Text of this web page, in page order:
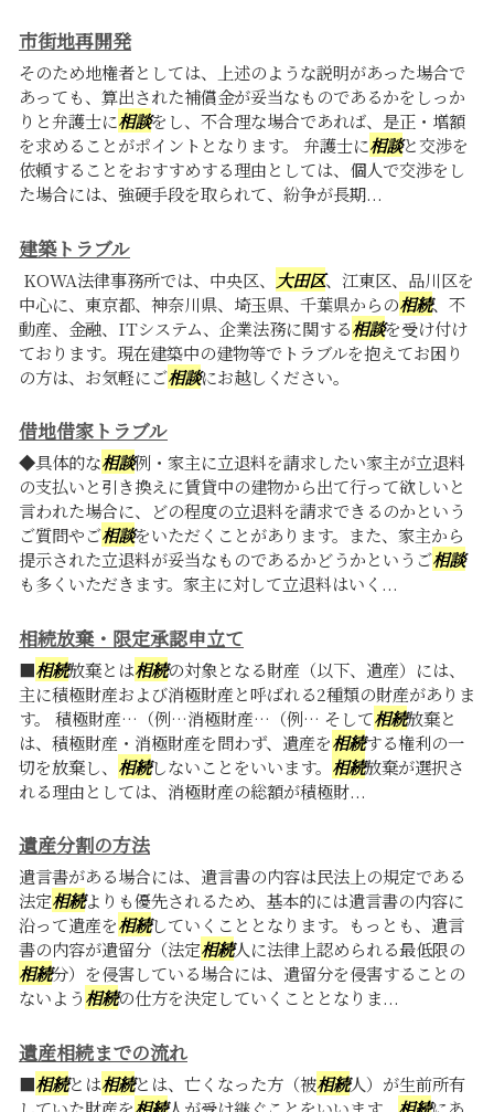
市街地再開発
そのため地権者としては、上述のような説明があった場合で
あっても、算出された補償金が妥当なものであるかをしっか
りと弁護士に相談をし、不合理な場合であれば、是正・増額
を求めることがポイントとなります。 弁護士に相談と交渉を
依頼することをおすすめする理由としては、個人で交渉をし
た場合には、強硬手段を取られて、紛争が長期...
建築トラブル
KOWA法律事務所では、中央区、 大田区、江東区、品川区を
中心に、東京都、神奈川県、埼玉県、千葉県からの相続、不
動産、金融、ITシステム、企業法務に関する相談を受け付け
ております。現在建築中の建物等でトラブルを抱えてお困り
の方は、お気軽にご相談にお越しください。
借地借家トラブル
◆具体的な相談例・家主に立退料を請求したい家主が立退料
の支払いと引き換えに賃貸中の建物から出て行って欲しいと
言われた場合に、どの程度の立退料を請求できるのかという
ご質問やご相談をいただくことがあります。また、家主から
提示された立退料が妥当なものであるかどうかというご相談
も多くいただきます。家主に対して立退料はいく...
相続放棄・限定承認申立て
■相続放棄とは相続の対象となる財産（以下、遺産）には、
主に積極財産および消極財産と呼ばれる2種類の財産がありま
す。 積極財産…（例…消極財産…（例… そして相続放棄と
は、積極財産・消極財産を問わず、遺産を相続する権利の一
切を放棄し、 相続しないことをいいます。 相続放棄が選択さ
れる理由としては、消極財産の総額が積極財...
遺産分割の方法
遺言書がある場合には、遺言書の内容は民法上の規定である
法定相続よりも優先されるため、基本的には遺言書の内容に
沿って遺産を相続していくこととなります。もっとも、遺言
書の内容が遺留分（法定相続人に法律上認められる最低限の
相続分）を侵害している場合には、遺留分を侵害することの
ないよう相続の仕方を決定していくこととなりま...
遺産相続までの流れ
■相続とは相続とは、亡くなった方（被相続人）が生前所有